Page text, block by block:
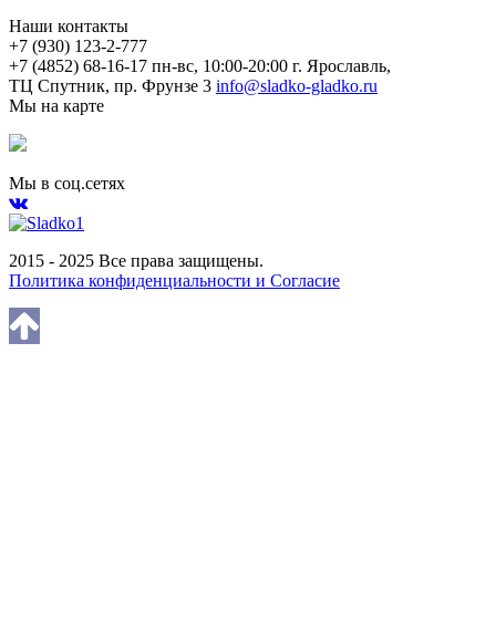
Наши контакты
+7 (930) 123-2-777
+7 (4852) 68-16-17 пн-вс, 10:00-20:00 г. Ярославль,
ТЦ Спутник, пр. Фрунзе 3 info@sladko-gladko.ru
Мы на карте
Мы в соц.сетях
2015 - 2025 Все права защищены.
Политика конфиденциальности и Согласие